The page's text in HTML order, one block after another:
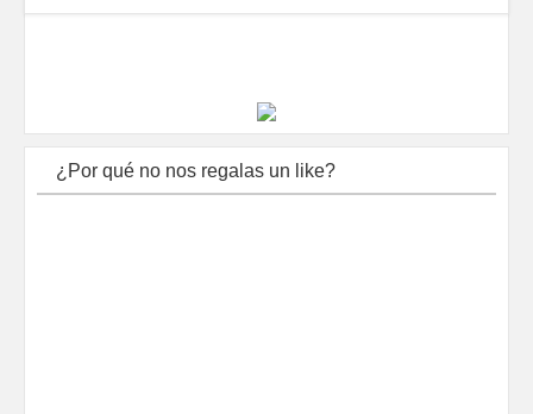
¿Por qué no nos regalas un like?